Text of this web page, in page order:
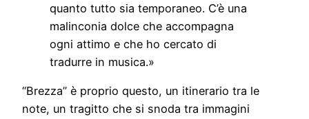
quanto tutto sia temporaneo. C’è una
malinconia dolce che accompagna
ogni attimo e che ho cercato di
tradurre in musica.»
“Brezza” è proprio questo, un itinerario tra le
note, un tragitto che si snoda tra immagini